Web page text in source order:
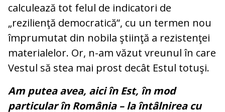
calculează tot felul de indicatori de
„rezilienţă democratică”, cu un termen nou
împrumutat din nobila ştiinţă a rezistenţei
materialelor. Or, n-am văzut vreunul în care
Vestul să stea mai prost decât Estul totuşi.
Am putea avea, aici în Est, în mod
particular în România – la întâlnirea cu